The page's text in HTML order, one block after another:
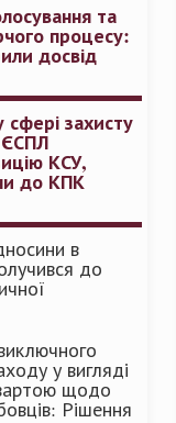
та
процесу:
досвід
захисту
КСУ,
до КПК
в
до
у вигляді
щодо
Рішення